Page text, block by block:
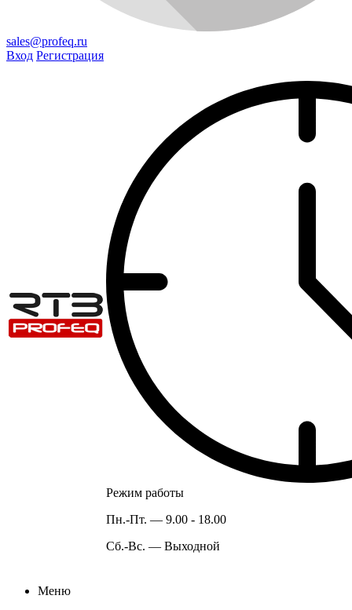
sales@profeq.ru
Вход Регистрация
Режим работы
Пн.-Пт. — 9.00 - 18.00
Сб.-Вс. — Выходной
Меню